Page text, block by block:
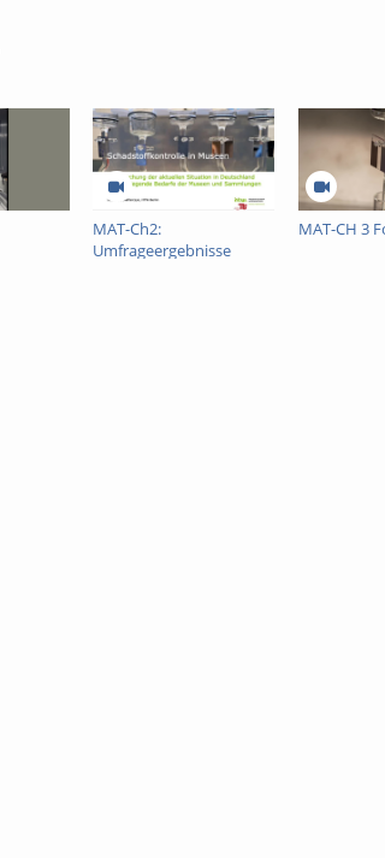
MAT-Ch2:
Umfrageergebnisse
MAT-CH 3